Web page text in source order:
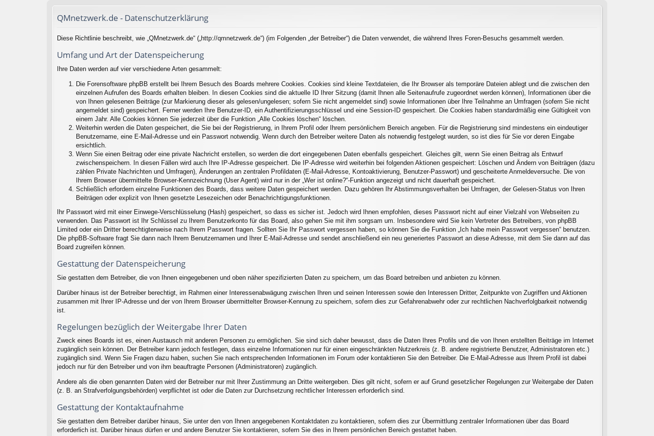
QMnetzwerk.de - Datenschutzerklärung
Diese Richtlinie beschreibt, wie „QMnetzwerk.de“ („http://qmnetzwerk.de“) (im Folgenden „der Betreiber“) die Daten verwendet, die während Ihres Foren-Besuchs gesammelt werden.
Umfang und Art der Datenspeicherung
Ihre Daten werden auf vier verschiedene Arten gesammelt:
Die Forensoftware phpBB erstellt bei Ihrem Besuch des Boards mehrere Cookies. Cookies sind kleine Textdateien, die Ihr Browser als temporäre Dateien ablegt und die zwischen den
einzelnen Aufrufen des Boards erhalten bleiben. In diesen Cookies sind die aktuelle ID Ihrer Sitzung (damit Ihnen alle Seitenaufrufe zugeordnet werden können), Informationen über die
von Ihnen gelesenen Beiträge (zur Markierung dieser als gelesen/ungelesen; sofern Sie nicht angemeldet sind) sowie Informationen über Ihre Teilnahme an Umfragen (sofern Sie nicht
angemeldet sind) gespeichert. Ferner werden Ihre Benutzer-ID, ein Authentifizierungsschlüssel und eine Session-ID gespeichert. Die Cookies haben standardmäßig eine Gültigkeit von
einem Jahr. Alle Cookies können Sie jederzeit über die Funktion „Alle Cookies löschen“ löschen.
Weiterhin werden die Daten gespeichert, die Sie bei der Registrierung, in Ihrem Profil oder Ihrem persönlichem Bereich angeben. Für die Registrierung sind mindestens ein eindeutiger
Benutzername, eine E-Mail-Adresse und ein Passwort notwendig. Wenn durch den Betreiber weitere Daten als notwendig festgelegt wurden, so ist dies für Sie vor deren Eingabe
ersichtlich.
Wenn Sie einen Beitrag oder eine private Nachricht erstellen, so werden die dort eingegebenen Daten ebenfalls gespeichert. Gleiches gilt, wenn Sie einen Beitrag als Entwurf
zwischenspeichern. In diesen Fällen wird auch Ihre IP-Adresse gespeichert. Die IP-Adresse wird weiterhin bei folgenden Aktionen gespeichert: Löschen und Ändern von Beiträgen (dazu
zählen Private Nachrichten und Umfragen), Änderungen an zentralen Profildaten (E-Mail-Adresse, Kontoaktivierung, Benutzer-Passwort) und gescheiterte Anmeldeversuche. Die von
Ihrem Browser übermittelte Browser-Kennzeichnung (User Agent) wird nur in der „Wer ist online?“-Funktion angezeigt und nicht dauerhaft gespeichert.
Schließlich erfordern einzelne Funktionen des Boards, dass weitere Daten gespeichert werden. Dazu gehören Ihr Abstimmungsverhalten bei Umfragen, der Gelesen-Status von Ihren
Beiträgen oder explizit von Ihnen gesetzte Lesezeichen oder Benachrichtigungsfunktionen.
Ihr Passwort wird mit einer Einwege-Verschlüsselung (Hash) gespeichert, so dass es sicher ist. Jedoch wird Ihnen empfohlen, dieses Passwort nicht auf einer Vielzahl von Webseiten zu
verwenden. Das Passwort ist Ihr Schlüssel zu Ihrem Benutzerkonto für das Board, also gehen Sie mit ihm sorgsam um. Insbesondere wird Sie kein Vertreter des Betreibers, von phpBB
Limited oder ein Dritter berechtigterweise nach Ihrem Passwort fragen. Sollten Sie Ihr Passwort vergessen haben, so können Sie die Funktion „Ich habe mein Passwort vergessen“ benutzen.
Die phpBB-Software fragt Sie dann nach Ihrem Benutzernamen und Ihrer E-Mail-Adresse und sendet anschließend ein neu generiertes Passwort an diese Adresse, mit dem Sie dann auf das
Board zugreifen können.
Gestattung der Datenspeicherung
Sie gestatten dem Betreiber, die von Ihnen eingegebenen und oben näher spezifizierten Daten zu speichern, um das Board betreiben und anbieten zu können.
Darüber hinaus ist der Betreiber berechtigt, im Rahmen einer Interessenabwägung zwischen Ihren und seinen Interessen sowie den Interessen Dritter, Zeitpunkte von Zugriffen und Aktionen
zusammen mit Ihrer IP-Adresse und der von Ihrem Browser übermittelter Browser-Kennung zu speichern, sofern dies zur Gefahrenabwehr oder zur rechtlichen Nachverfolgbarkeit notwendig
ist.
Regelungen bezüglich der Weitergabe Ihrer Daten
Zweck eines Boards ist es, einen Austausch mit anderen Personen zu ermöglichen. Sie sind sich daher bewusst, dass die Daten Ihres Profils und die von Ihnen erstellten Beiträge im Internet
zugänglich sein können. Der Betreiber kann jedoch festlegen, dass einzelne Informationen nur für einen eingeschränkten Nutzerkreis (z. B. andere registrierte Benutzer, Administratoren etc.)
zugänglich sind. Wenn Sie Fragen dazu haben, suchen Sie nach entsprechenden Informationen im Forum oder kontaktieren Sie den Betreiber. Die E-Mail-Adresse aus Ihrem Profil ist dabei
jedoch nur für den Betreiber und von ihm beauftragte Personen (Administratoren) zugänglich.
Andere als die oben genannten Daten wird der Betreiber nur mit Ihrer Zustimmung an Dritte weitergeben. Dies gilt nicht, sofern er auf Grund gesetzlicher Regelungen zur Weitergabe der Daten
(z. B. an Strafverfolgungsbehörden) verpflichtet ist oder die Daten zur Durchsetzung rechtlicher Interessen erforderlich sind.
Gestattung der Kontaktaufnahme
Sie gestatten dem Betreiber darüber hinaus, Sie unter den von Ihnen angegebenen Kontaktdaten zu kontaktieren, sofern dies zur Übermittlung zentraler Informationen über das Board
erforderlich ist. Darüber hinaus dürfen er und andere Benutzer Sie kontaktieren, sofern Sie dies in Ihrem persönlichen Bereich gestattet haben.